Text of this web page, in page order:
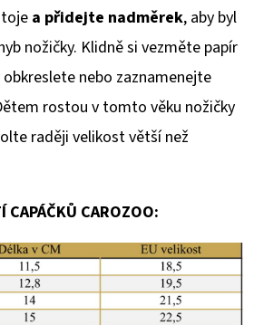
a přidejte nadměrek, aby byl
nožičky. Klidně si vezměte papír
nebo zaznamenejte
rostou v tomto věku nožičky
raději velikost větší než
CAPÁČKŮ CAROZOO: